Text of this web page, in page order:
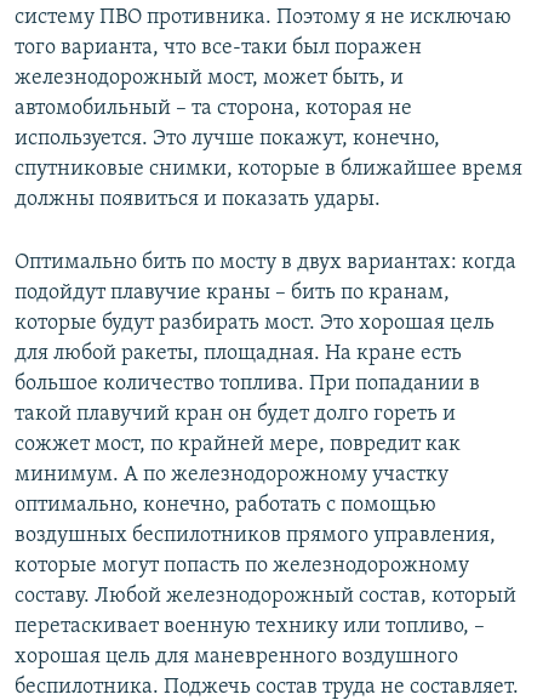
систему ПВО противника. Поэтому я не исключаю
того варианта, что все-таки был поражен
железнодорожный мост, может быть, и
автомобильный – та сторона, которая не
используется. Это лучше покажут, конечно,
спутниковые снимки, которые в ближайшее время
должны появиться и показать удары.
Оптимально бить по мосту в двух вариантах: когда
подойдут плавучие краны – бить по кранам,
которые будут разбирать мост. Это хорошая цель
для любой ракеты, площадная. На кране есть
большое количество топлива. При попадании в
такой плавучий кран он будет долго гореть и
сожжет мост, по крайней мере, повредит как
минимум. А по железнодорожному участку
оптимально, конечно, работать с помощью
воздушных беспилотников прямого управления,
которые могут попасть по железнодорожному
составу. Любой железнодорожный состав, который
перетаскивает военную технику или топливо, –
хорошая цель для маневренного воздушного
беспилотника. Поджечь состав труда не составляет.